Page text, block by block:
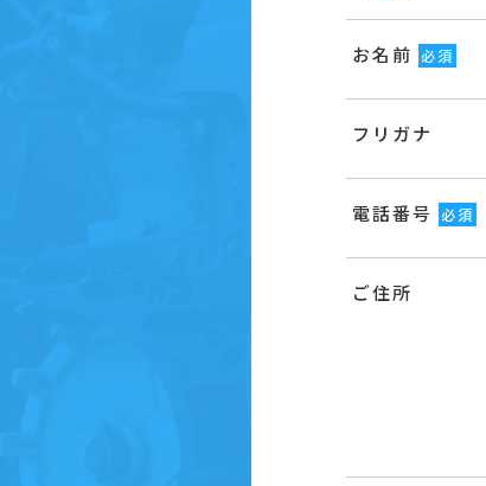
お名前 必須
フリガナ
電話番号 必須
ご住所